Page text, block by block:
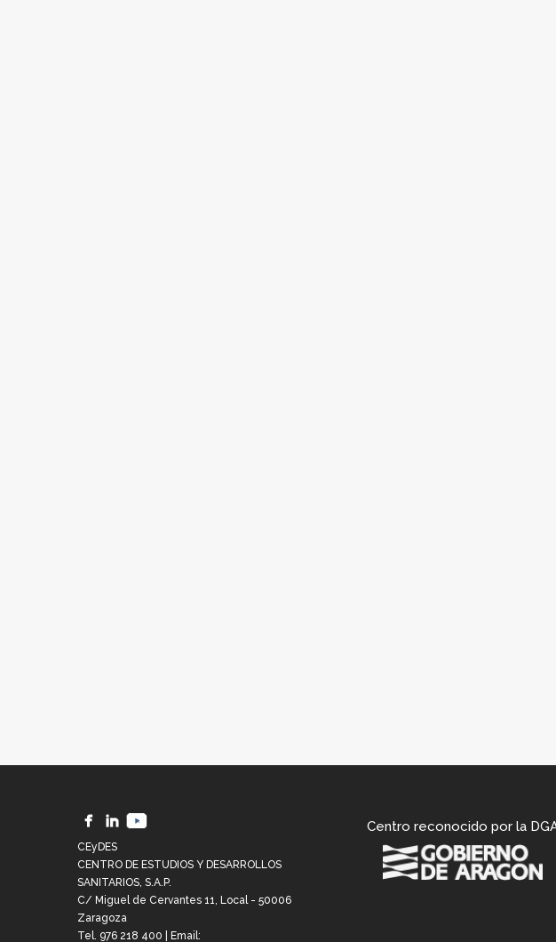
CEyDES
CENTRO DE ESTUDIOS Y DESARROLLOS
SANITARIOS, S.A.P.
C/ Miguel de Cervantes 11, Local - 50006
Zaragoza
Tel. 976 218 400 | Email:
Centro reconocido por la